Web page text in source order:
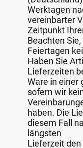
Werktagen
vereinbarter
Zeitpunkt
Beachten
Feiertagen
Haben Sie
Lieferzeiten
Ware in einer
sofern wir
haben. Die
diesem Fall
längsten
Lieferzeit